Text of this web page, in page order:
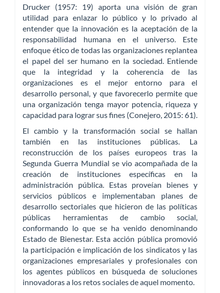
Drucker (1957: 19) aporta una visión de gran
utilidad para enlazar lo público y lo privado al
entender que la innovación es la aceptación de la
responsabilidad humana en el universo. Este
enfoque ético de todas las organizaciones replantea
el papel del ser humano en la sociedad. Entiende
que la integridad y la coherencia de las
organizaciones es el mejor entorno para el
desarrollo personal, y que favorecerlo permite que
una organización tenga mayor potencia, riqueza y
capacidad para lograr sus fines (Conejero, 2015: 61).
El cambio y la transformación social se hallan
también en las instituciones públicas. La
reconstrucción de los países europeos tras la
Segunda Guerra Mundial se vio acompañada de la
creación de instituciones específicas en la
administración pública. Estas proveían bienes y
servicios públicos e implementaban planes de
desarrollo sectoriales que hicieron de las políticas
públicas herramientas de cambio social,
conformando lo que se ha venido denominando
Estado de Bienestar. Esta acción pública promovió
la participación e implicación de los sindicatos y las
organizaciones empresariales y profesionales con
los agentes públicos en búsqueda de soluciones
innovadoras a los retos sociales de aquel momento.